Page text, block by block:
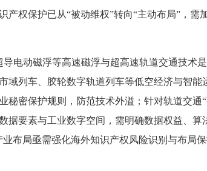
产权保护已从“被动维权”转向“主动布局”，需
电动磁浮等高速磁浮与超高速轨道交通技术
域列车、胶轮数字轨道列车等低空经济与智能
密保护规则，防范技术外溢；针对轨道交通
据要素与工业数字空间，需明确数据权益、算
布局亟需强化海外知识产权风险识别与布局